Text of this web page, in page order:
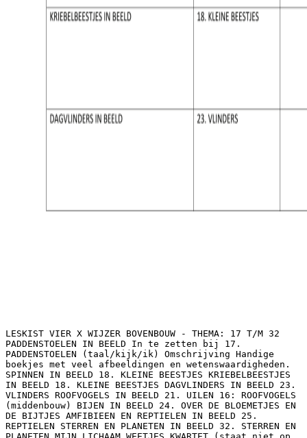
LESKIST VIER X WIJZER BOVENBOUW - THEMA: 17 T/M 32
PADDENSTOELEN IN BEELD In te zetten bij 17.
PADDENSTOELEN (taal/kijk/ik) Omschrijving Handige
boekjes met veel afbeeldingen en wetenswaardigheden.
SPINNEN IN BEELD 18. KLEINE BEESTJES KRIEBELBEESTJES
IN BEELD 18. KLEINE BEESTJES DAGVLINDERS IN BEELD 23.
VLINDERS ROOFVOGELS IN BEELD 21. UILEN 16: ROOFVOGELS
(middenbouw) BIJEN IN BEELD 24. OVER DE BLOEMETJES EN
DE BIJTJES AMFIBIEEN EN REPTIELEN IN BEELD 25.
REPTIELEN STERREN EN PLANETEN IN BEELD 32. STERREN EN